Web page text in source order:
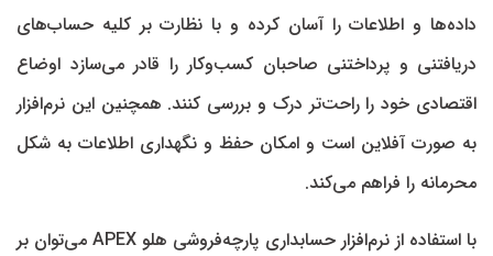
داده‌‌ها و اطلاعات را آسان کرده و با نظارت بر کلیه حساب‌‌های
دریافتنی و پرداختنی صاحبان کسب‌وکار را قادر می‌سازد اوضاع
اقتصادی خود را راحت‌تر درک و بررسی کنند. همچنین این نرم‌افزار
به صورت آفلاین است و امکان حفظ و نگهداری اطلاعات به‌ شکل
محرمانه را فراهم می‌کند.
با استفاده از نرم‌افزار حسابداری پارچه‌فروشی هلو APEX می‌توان بر